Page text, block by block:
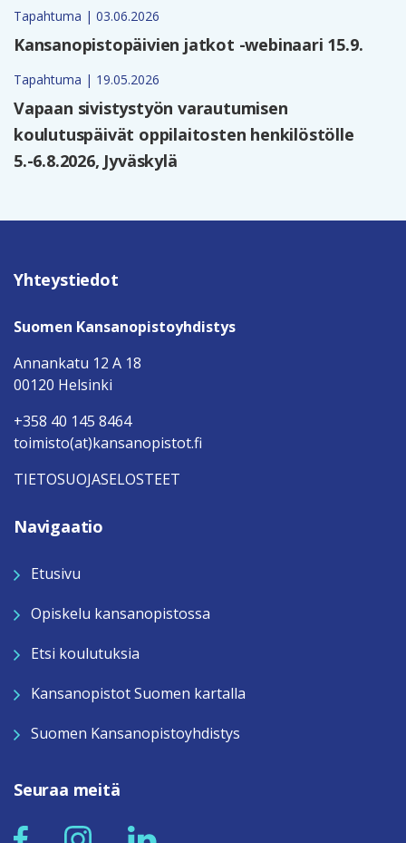
Tapahtuma | 03.06.2026
Kansanopistopäivien jatkot -webinaari 15.9.
Tapahtuma | 19.05.2026
Vapaan sivistystyön varautumisen
koulutuspäivät oppilaitosten henkilöstölle
5.-6.8.2026, Jyväskylä
Yhteystiedot
Suomen Kansanopistoyhdistys
Annankatu 12 A 18
00120 Helsinki
+358 40 145 8464
toimisto(at)kansanopistot.fi
TIETOSUOJASELOSTEET
Navigaatio
Etusivu
Opiskelu kansanopistossa
Etsi koulutuksia
Kansanopistot Suomen kartalla
Suomen Kansanopistoyhdistys
Seuraa meitä